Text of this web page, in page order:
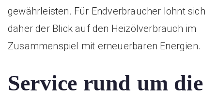
gewährleisten. Für Endverbraucher lohnt sich
daher der Blick auf den Heizölverbrauch im
Zusammenspiel mit erneuerbaren Energien.
Service rund um die